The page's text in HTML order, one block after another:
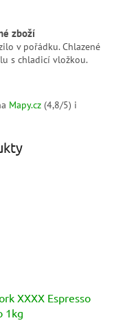
zboží
v pořádku. Chlazené
s chladicí vložkou.
Mapy.cz (4,8/5) i
XXXX Espresso
1kg